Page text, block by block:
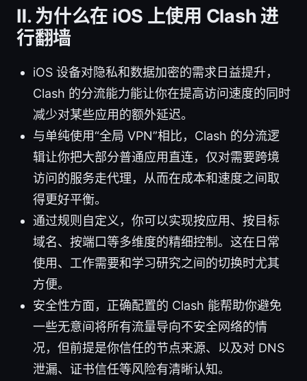
Ⅱ. 为什么在 iOS 上使用 Clash 进
行翻墙
iOS 设备对隐私和数据加密的需求日益提升，
Clash 的分流能力能让你在提高访问速度的同时
减少对某些应用的额外延迟。
与单纯使用“全局 VPN”相比，Clash 的分流逻
辑让你把大部分普通应用直连，仅对需要跨境
访问的服务走代理，从而在成本和速度之间取
得更好平衡。
通过规则自定义，你可以实现按应用、按目标
域名、按端口等多维度的精细控制。这在日常
使用、工作需要和学习研究之间的切换时尤其
方便。
安全性方面，正确配置的 Clash 能帮助你避免
一些无意间将所有流量导向不安全网络的情
况，但前提是你信任的节点来源、以及对 DNS
泄漏、证书信任等风险有清晰认知。